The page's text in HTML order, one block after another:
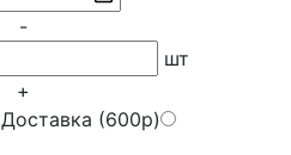
-
шт
+
Доставка (600р)